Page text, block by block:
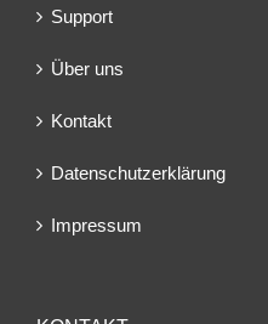
Support
Über uns
Kontakt
Datenschutzerklärung
Impressum